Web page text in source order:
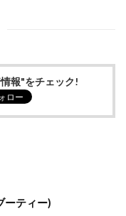
報"をチェック!
ーティー)